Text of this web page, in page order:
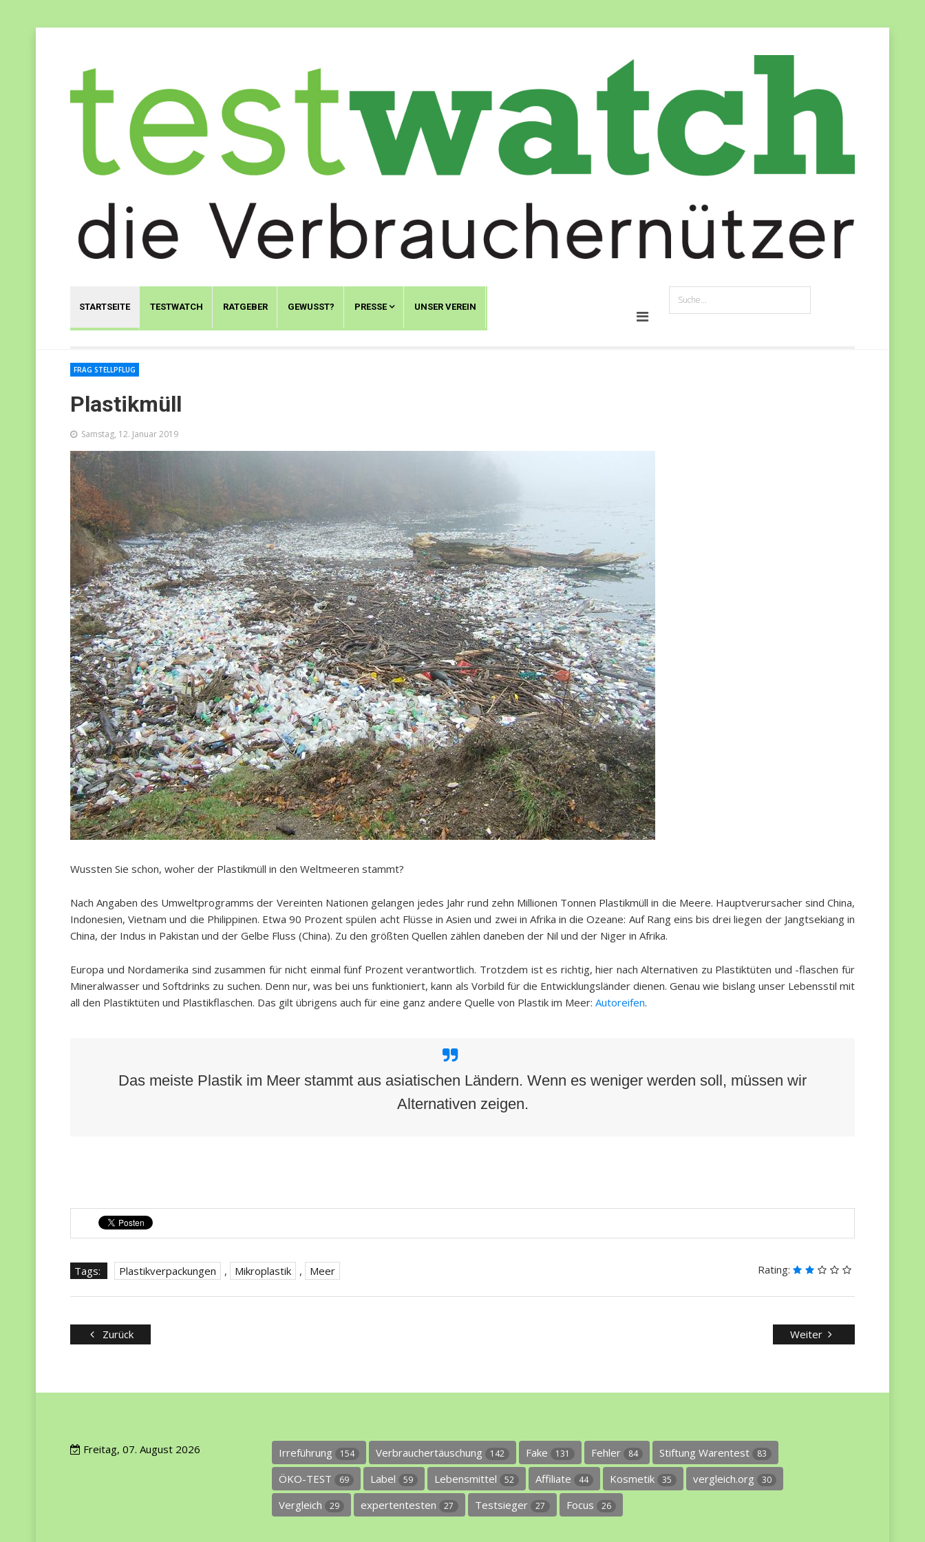
STARTSEITE TESTWATCH RATGEBER GEWUSST? PRESSE UNSER VEREIN
Plastikmüll
FRAG STELLPFLUG
Samstag, 12. Januar 2019
Wussten Sie schon, woher der Plastikmüll in den Weltmeeren stammt?
Nach Angaben des Umweltprogramms der Vereinten Nationen gelangen jedes Jahr rund zehn Millionen Tonnen Plastikmüll in die Meere. Hauptverursacher sind China,
Indonesien, Vietnam und die Philippinen. Etwa 90 Prozent spülen acht Flüsse in Asien und zwei in Afrika in die Ozeane: Auf Rang eins bis drei liegen der Jangtsekiang in
China, der Indus in Pakistan und der Gelbe Fluss (China). Zu den größten Quellen zählen daneben der Nil und der Niger in Afrika.
Europa und Nordamerika sind zusammen für nicht einmal fünf Prozent verantwortlich. Trotzdem ist es richtig, hier nach Alternativen zu Plastiktüten und -flaschen für
Mineralwasser und Softdrinks zu suchen. Denn nur, was bei uns funktioniert, kann als Vorbild für die Entwicklungsländer dienen. Genau wie bislang unser Lebensstil mit
all den Plastiktüten und Plastikflaschen. Das gilt übrigens auch für eine ganz andere Quelle von Plastik im Meer: Autoreifen.
Das meiste Plastik im Meer stammt aus asiatischen Ländern. Wenn es weniger werden soll, müssen wir
Alternativen zeigen.
Tags: Plastikverpackungen , Mikroplastik , Meer Rating:
Zurück Weiter
Freitag, 07. August 2026 Irreführung 154 Verbrauchertäuschung 142 Fake 131 Fehler 84 Stiftung Warentest 83
ÖKO-TEST 69 Label 59 Lebensmittel 52 Affiliate 44 Kosmetik 35 vergleich.org 30
Vergleich 29 expertentesten 27 Testsieger 27 Focus 26